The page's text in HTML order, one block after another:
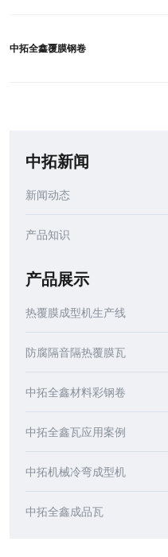
中拓全鑫覆膜钢卷
中拓新闻
新闻动态
产品知识
产品展示
热覆膜成型机生产线
防腐隔音隔热覆膜瓦
中拓全鑫材料彩钢卷
中拓全鑫瓦应用案例
中拓机械冷弯成型机
中拓全鑫成品瓦